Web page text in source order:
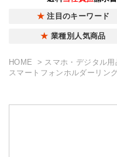
注目のキーワード
業種別人気商品
HOME スマホ・デジタル用
スマートフォンホルダーリン